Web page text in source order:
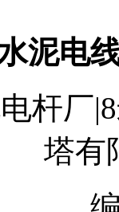
泥电
杆厂
塔有